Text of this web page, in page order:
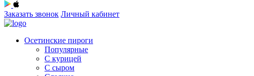
Заказать звонок Личный кабинет
Осетинские пироги
Популярные
С курицей
С сыром